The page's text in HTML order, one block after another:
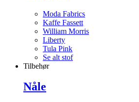
Moda Fabrics
Kaffe Fassett
William Morris
Liberty
Tula Pink
Se alt stof
Tilbehør
Nåle